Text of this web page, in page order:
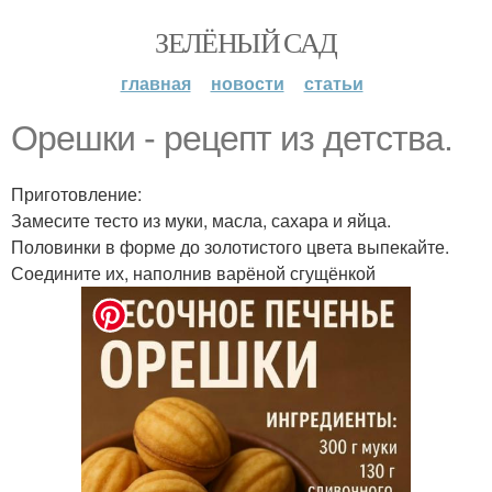
ЗЕЛЁНЫЙ САД
главная новости статьи
Орешки - рецепт из детства.
Приготовление:
Замесите тесто из муки, масла, сахара и яйца.
Половинки в форме до золотистого цвета выпекайте.
Соедините их, наполнив варёной сгущёнкой